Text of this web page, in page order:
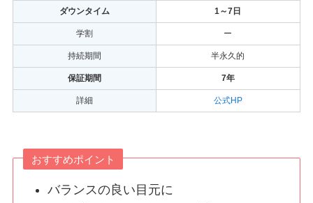
ダウンタイム 1～7日
学割 ー
持続期間 半永久的
保証期間 7年
詳細 公式HP
おすすめポイント
バランスの良い目元に